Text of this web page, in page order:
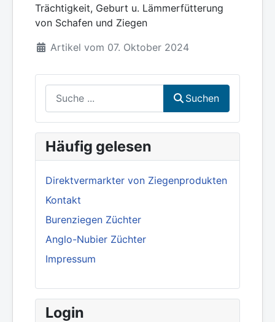
Trächtigkeit, Geburt u. Lämmerfütterung
von Schafen und Ziegen
Artikel vom 07. Oktober 2024
Suchen
Häufig gelesen
Direktvermarkter von Ziegenprodukten
Kontakt
Burenziegen Züchter
Anglo-Nubier Züchter
Impressum
Login